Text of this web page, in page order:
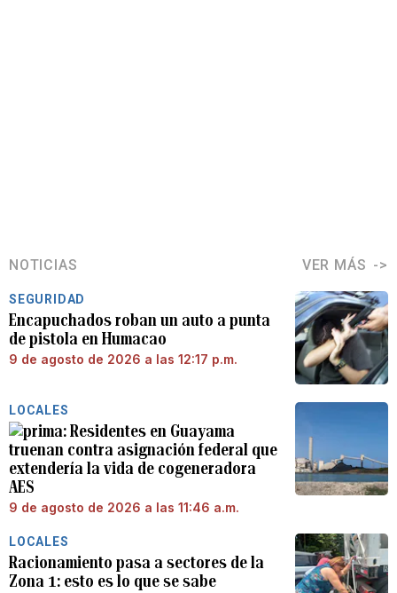
NOTICIAS VER MÁS
SEGURIDAD
Encapuchados roban un auto a punta
de pistola en Humacao
9 de agosto de 2026 a las 12:17 p.m.
LOCALES
Residentes en Guayama
truenan contra asignación federal que
extendería la vida de cogeneradora
AES
9 de agosto de 2026 a las 11:46 a.m.
LOCALES
Racionamiento pasa a sectores de la
Zona 1: esto es lo que se sabe